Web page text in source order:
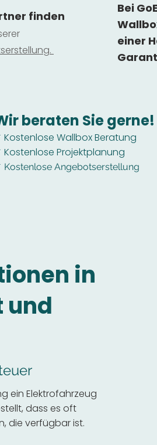
finden
g.
Bei
einer
beraten Sie gerne!
Kostenlose Wallbox Beratung
Kostenlose Projektplanung
Kostenlose Angebotserstellung
in
und
ein Elektrofahrzeug
dass es oft
die verfügbar ist.